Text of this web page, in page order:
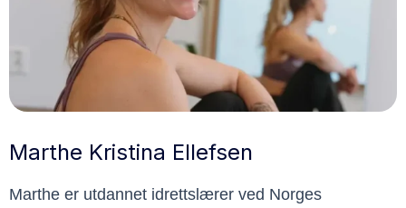
Marthe Kristina Ellefsen
Marthe er utdannet idrettslærer ved Norges